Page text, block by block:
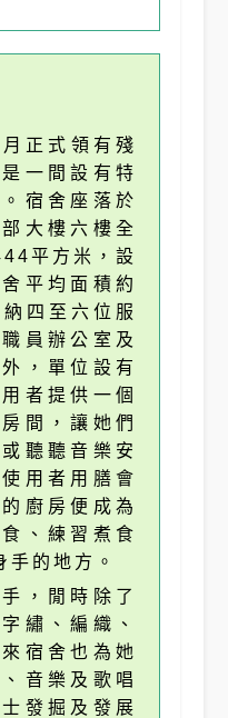
正式領有殘
一間設有特
宿舍座落於
大樓六樓全
平方米，設
平均面積約
四至六位服
員辦公室及
，單位設有
者提供一個
間，讓她們
聽聽音樂安
用者用膳會
廚房便成為
、練習煮食
手的地方。
，閒時除了
繡、編織、
宿舍也為她
音樂及歌唱
發掘及發展